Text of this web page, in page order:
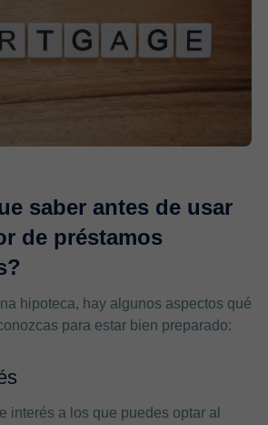
saber antes de usar
de préstamos
hipoteca, hay algunos aspectos qué
para estar bien preparado:
interés a los que puedes optar al